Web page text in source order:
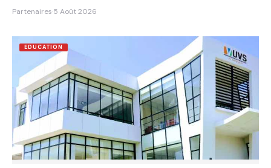
Partenaires·5 Août 2026
EDUCATION